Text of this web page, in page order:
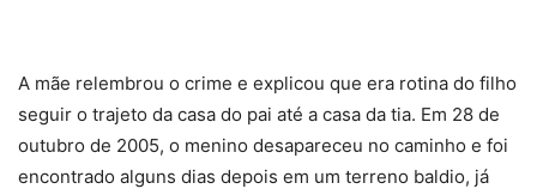
A mãe relembrou o crime e explicou que era rotina do filho
seguir o trajeto da casa do pai até a casa da tia. Em 28 de
outubro de 2005, o menino desapareceu no caminho e foi
encontrado alguns dias depois em um terreno baldio, já